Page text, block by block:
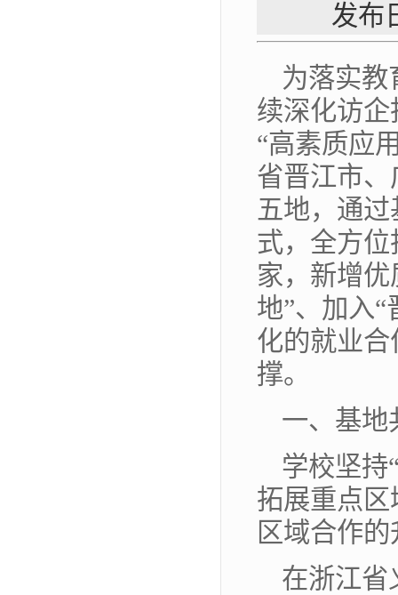
发
为落实教
续深化访
“高素质应
省晋江市
五地，通
式，全方
家，新增
地”、加入
化的就业
撑。
一、基地
学校坚持
拓展重点
区域合作
在浙江省